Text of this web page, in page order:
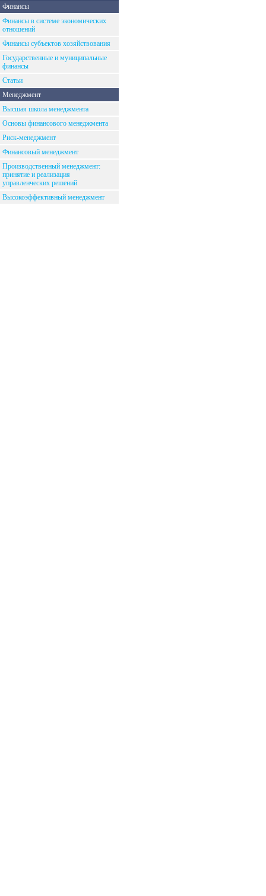
Финансы
Финансы в системе экономических
отношений
Финансы субъектов хозяйствования
Государственные и муниципальные
финансы
Статьи
Менеджмент
Высшая школа менеджмента
Основы финансового менеджмента
Риск-менеджмент
Финансовый менеджмент
Производственный менеджмент:
принятие и реализация
управленческих решений
Высокоэффективный менеджмент